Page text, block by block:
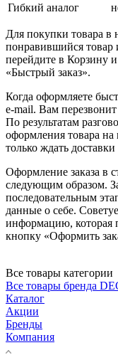
Гибкий аналог
Для покупки товара в
понравившийся товар
перейдите в Корзину
«Быстрый заказ».
Когда оформляете
e-mail. Вам
По результатам
оформления товара
только ждать
Оформление заказа в
следующим образом.
последовательным
данные о себе.
информацию, которая
кнопку «Оформить
Все товары категории
Все товары бренда
Каталог
Акции
Бренды
Компания